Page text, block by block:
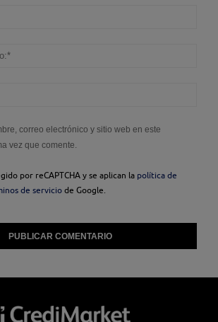
correo electrónico y sitio web en este
vez que comente.
por reCAPTCHA y se aplican la política de
de servicio de Google.